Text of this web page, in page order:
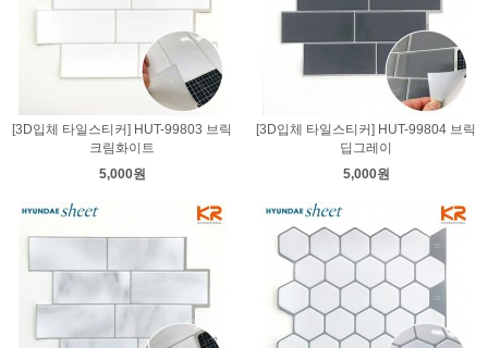
[3D입체 타일스티커] HUT-99803 브릭
크림화이트
5,000원
[3D입체 타일스티커] HUT-99804 브릭
딥그레이
5,000원